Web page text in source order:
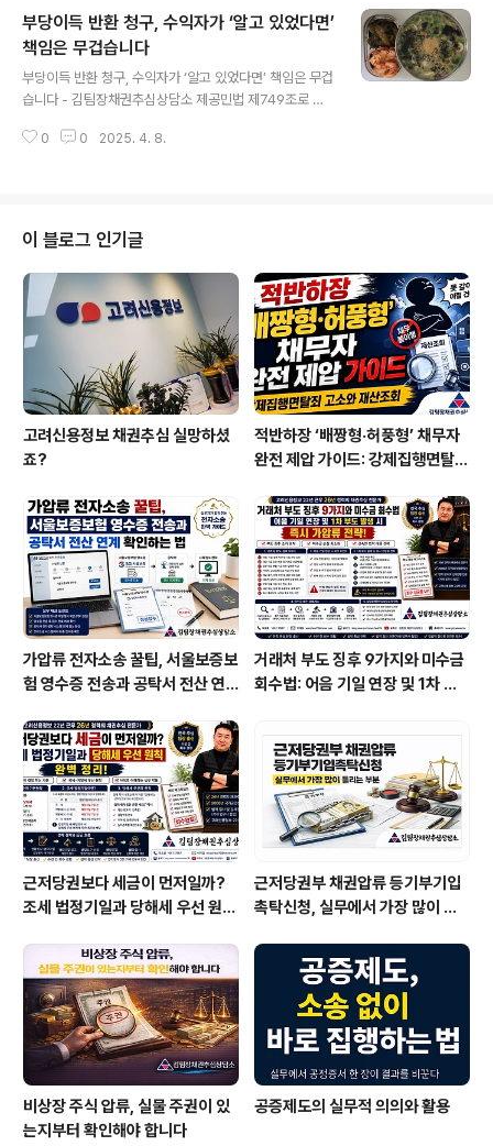
게을리하면, 다른 채권자가 그 권한을 가져올 수 있다’는매
우 실무적인 조항을 두고 있습니다.오늘은 이 조항을 중심
으로 ‘추심최고’ 제도가 실제 회수 전략에서 어떤 의미인지,
그리고 채권자 입장에서 어떻게 대응해야 하는지를김팀장
의 실무 관점에서 설명드립니다.⸻Ⅰ. 제248조 이후, 추
심을 안 하고 방치하면?예를 들어 어떤 채권자가 제3채무
부당이득 반환 청구, 수익자가 ‘알고 있었다면’
책임은 무겁습니다
부당이득 반환 청구, 수익자가 ‘알고 있었다면’ 책임은 무겁
습니다 - 김팀장채권추심상담소 제공민법 제749조로 살
다”고 합니다.하지만 그 ‘몰랐던 때’가 지나고,‘알게 된 순
니다.특히 채권자가 상대방의 ‘고의성’과 ‘알았는지 여부’를
입증할 수 있다면,단순한 반환 청구가 아니라 이자 및 손해
배상 청구까지 확장 가능합니다.⸻Ⅰ. 민법 제749조 –
수익자의 악의란?제749조 제1항수익자가 이익을 받은 후,
그 이익에 법률상 원인이 없음을 안 때에는그때부터 악의
의 수익자로서 이익 반환의 책임이 있..
0 0 2025. 4. 8.
이 블로그 인기글
고려신용정보 채권추심 실망하셨
죠?
적반하장 ‘배짱형·허풍형’ 채무자
완전 제압 가이드: 강제집행면탈죄
가압류 전자소송 꿀팁, 서울보증보
험 영수증 전송과 공탁서 전산 연
거래처 부도 징후 9가지와 미수금
회수법: 어음 기일 연장 및 1차 부
근저당권보다 세금이 먼저일까?
조세 법정기일과 당해세 우선 원칙
근저당권부 채권압류 등기부기입
촉탁신청, 실무에서 가장 많이 틀
비상장 주식 압류, 실물 주권이 있
는지부터 확인해야 합니다
공증제도의 실무적 의의와 활용